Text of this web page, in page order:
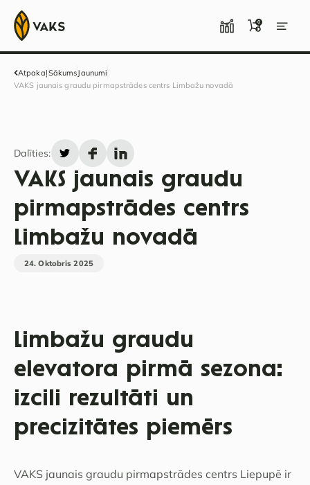
0
AtpakaļSākumsJaunumi
VAKS jaunais graudu pirmapstrādes centrs Limbažu novadā
Dalīties:
VAKS jaunais graudu
pirmapstrādes centrs
Limbažu novadā
24. Oktobris 2025
Limbažu graudu
elevatora pirmā sezona:
izcili rezultāti un
precizitātes piemērs
VAKS jaunais graudu pirmapstrādes centrs Liepupē ir